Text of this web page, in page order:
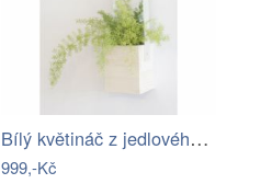
Bílý květináč z jedlového dřeva Surdic…
999,-Kč